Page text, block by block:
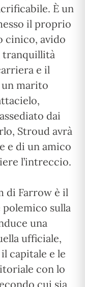
È un
il proprio
cinico, avido
tranquillità
e il
un marito
dai
Stroud avrà
e di un amico
l’intreccio.
di Farrow è il
sulla
una
ufficiale,
capitale e le
con lo
cui sia